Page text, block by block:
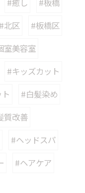
#癒し
#板橋
#北区
#板橋区
室美容室
#キッズカット
#白髪染め
質改善
#ヘッドスパ
#ヘアケア